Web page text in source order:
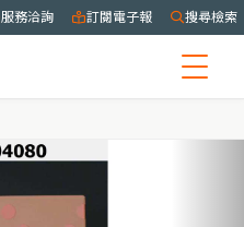
服務洽詢 訂閱電子報 搜尋檢索